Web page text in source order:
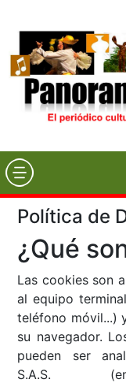
Política de
¿Qué
Las cookies son
al equipo
teléfono móvil...)
su navegador.
pueden ser
S.A.S.